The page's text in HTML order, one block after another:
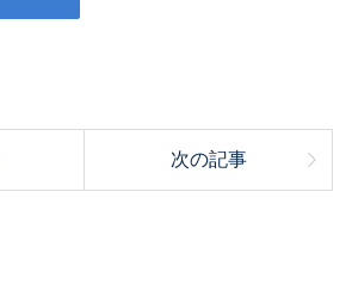
次の記事